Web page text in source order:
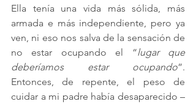
Ella tenía una vida más sólida, más
armada e más independiente, pero ya
ven, ni eso nos salva de la sensación de
no estar ocupando el “lugar que
deberíamos estar ocupando”.
Entonces, de repente, el peso de
cuidar a mi padre había desaparecido –